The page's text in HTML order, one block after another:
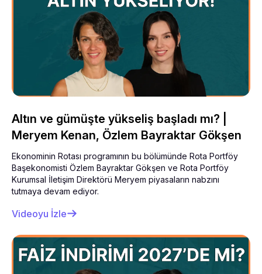
Altın ve gümüşte yükseliş başladı mı? |
Meryem Kenan, Özlem Bayraktar Gökşen
Ekonominin Rotası programının bu bölümünde Rota Portföy
Başekonomisti Özlem Bayraktar Gökşen ve Rota Portföy
Kurumsal İletişim Direktörü Meryem piyasaların nabzını
tutmaya devam ediyor.
Videoyu İzle